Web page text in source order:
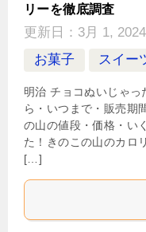
リーを徹底調査
更新日： 3月 1, 2024
お菓子
スイー
明治 チョコぬいじゃ
ら・いつまで・販売期
の山の値段・価格・い
た！きのこの山のカロ
[…]